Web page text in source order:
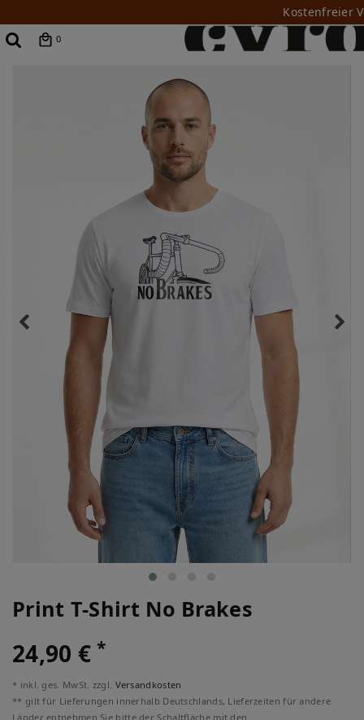
Kostenfreier
0
Print T-Shirt No Brakes
24,90 €*
* inkl. ges. MwSt. zzgl. Versandkosten
** gilt für Lieferungen innerhalb Deutschlands, Lieferzeiten für andere
Länder entnehmen Sie bitte der Schaltfläche mit den